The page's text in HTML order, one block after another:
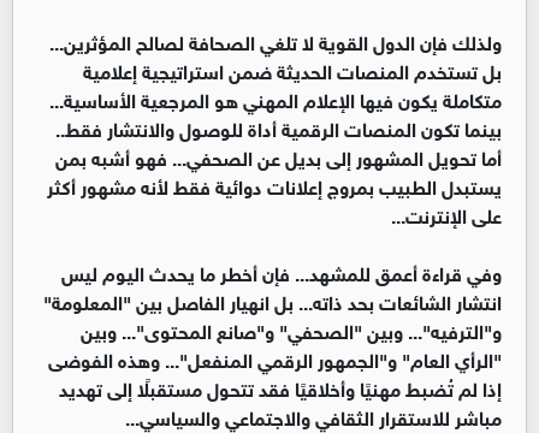
ولذلك فإن الدول القوية لا تلغي الصحافة لصالح المؤثرين...
بل تستخدم المنصات الحديثة ضمن استراتيجية إعلامية
متكاملة يكون فيها الإعلام المهني هو المرجعية الأساسية...
بينما تكون المنصات الرقمية أداة للوصول والانتشار فقط..
أما تحويل المشهور إلى بديل عن الصحفي... فهو أشبه بمن
يستبدل الطبيب بمروج إعلانات دوائية فقط لأنه مشهور أكثر
على الإنترنت...
وفي قراءة أعمق للمشهد... فإن أخطر ما يحدث اليوم ليس
انتشار الشائعات بحد ذاته... بل انهيار الفاصل بين "المعلومة"
و"الترفيه"... وبين "الصحفي" و"صانع المحتوى"... وبين
"الرأي العام" و"الجمهور الرقمي المنفعل"... وهذه الفوضى
إذا لم تُضبط مهنيًا وأخلاقيًا فقد تتحول مستقبلًا إلى تهديد
مباشر للاستقرار الثقافي والاجتماعي والسياسي...